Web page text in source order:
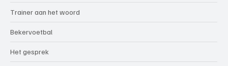
Trainer aan het woord
Bekervoetbal
Het gesprek